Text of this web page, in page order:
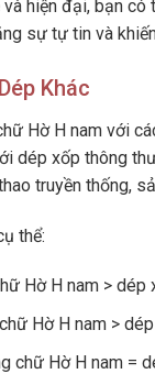
hiện đại, bạn
sự tự tin và
Khác
Hờ H nam với
dép xốp thông
truyền thống,
thể:
Hờ H nam > dép
Hờ H nam >
chữ Hờ H nam =